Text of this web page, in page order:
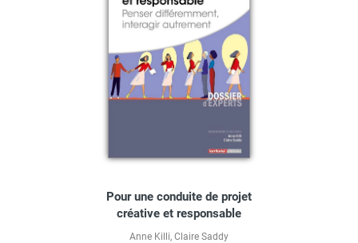
Pour une conduite de projet
créative et responsable
Anne Killi, Claire Saddy